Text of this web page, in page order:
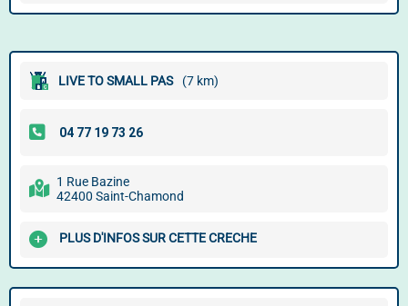
LIVE TO SMALL PAS (7 km)
1 Rue Bazine
42400 Saint-Chamond
PLUS D'INFOS SUR CETTE CRECHE